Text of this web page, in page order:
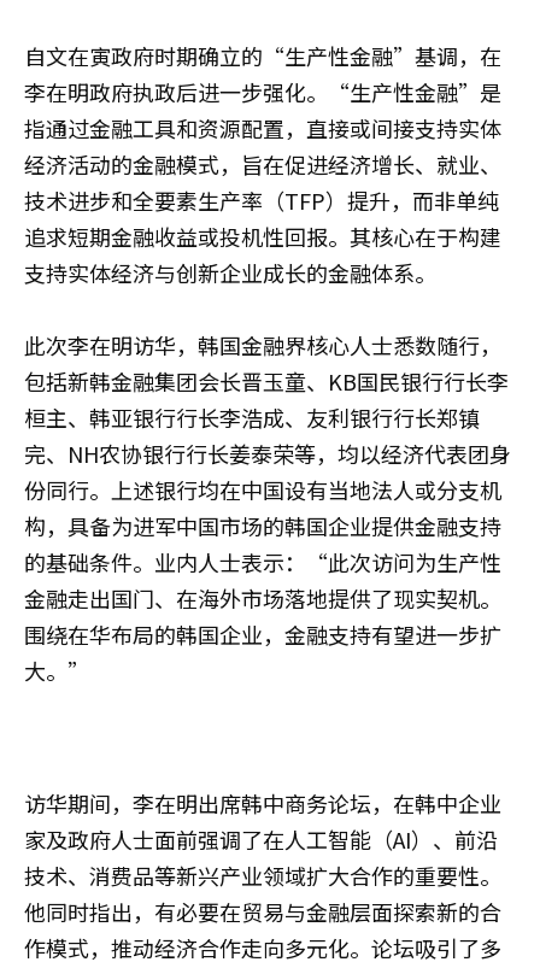
自文在寅政府时期确立的“生产性金融”基调，在
李在明政府执政后进一步强化。“生产性金融”是
指通过金融工具和资源配置，直接或间接支持实体
经济活动的金融模式，旨在促进经济增长、就业、
技术进步和全要素生产率（TFP）提升，而非单纯
追求短期金融收益或投机性回报。其核心在于构建
支持实体经济与创新企业成长的金融体系。
此次李在明访华，韩国金融界核心人士悉数随行，
包括新韩金融集团会长晋玉童、KB国民银行行长李
桓主、韩亚银行行长李浩成、友利银行行长郑镇
完、NH农协银行行长姜泰荣等，均以经济代表团身
份同行。上述银行均在中国设有当地法人或分支机
构，具备为进军中国市场的韩国企业提供金融支持
的基础条件。业内人士表示：“此次访问为生产性
金融走出国门、在海外市场落地提供了现实契机。
围绕在华布局的韩国企业，金融支持有望进一步扩
大。”
访华期间，李在明出席韩中商务论坛，在韩中企业
家及政府人士面前强调了在人工智能（AI）、前沿
技术、消费品等新兴产业领域扩大合作的重要性。
他同时指出，有必要在贸易与金融层面探索新的合
作模式，推动经济合作走向多元化。论坛吸引了多